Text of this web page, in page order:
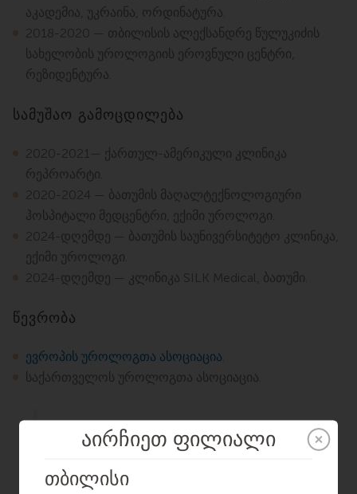
აკადემია, უკრაინა, ორდინატურა.
2018-2020 — თბილისის ალექსანდრე წულუკიძის
სახელობის უროლოგიის ეროვნული ცენტრი,
რეზიდენტურა.
სამუშაო გამოცდილება
2020-2021— ქართულ-ამერიკული კლინიკა
რეპროარტი.
2020-2024 — ბათუმის მაღალტექნოლოგიური
ჰოსპიტალი მედცენტრი, ექიმი უროლოგი.
2024-დღემდე — ბათუმის საუნივერსიტეტო კლინიკა,
ექიმი უროლოგი.
2024-დღემდე — კლინიკა SILK Medical, ბათუმი.
წევრობა
ევროპის უროლოგთა ასოციაცია
საქართველოს უროლოგთა ასოციაცია.
ვარ უროლოგი კლინიკურ პრაქტიკაში
მრავალწლიანი გამოცდილებით.
მაქვს უნარები უროლოგიური